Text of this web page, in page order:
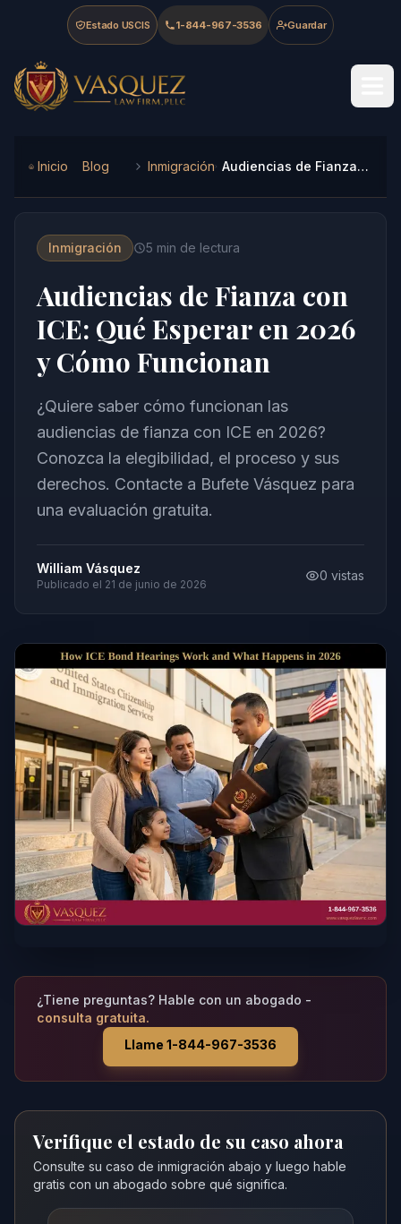
Skip to main content
Skip to navigation
Skip to footer
Estado USCIS 1-844-967-3536 Guardar
Vasquez Law Firm - Home
Inicio Blog Inmigración Audiencias de Fianza con ICE: Qué Esperar en 2026 y Cómo Funcionan
Inmigración 5 min de lectura
Audiencias de Fianza con
ICE: Qué Esperar en 2026
y Cómo Funcionan
¿Quiere saber cómo funcionan las
audiencias de fianza con ICE en 2026?
Conozca la elegibilidad, el proceso y sus
derechos. Contacte a Bufete Vásquez para
una evaluación gratuita.
William Vásquez
Publicado el 21 de junio de 2026
0 vistas
¿Tiene preguntas? Hable con un abogado -
consulta gratuita.
Llame 1-844-967-3536
Verifique el estado de su caso ahora
Consulte su caso de inmigración abajo y luego hable
gratis con un abogado sobre qué significa.